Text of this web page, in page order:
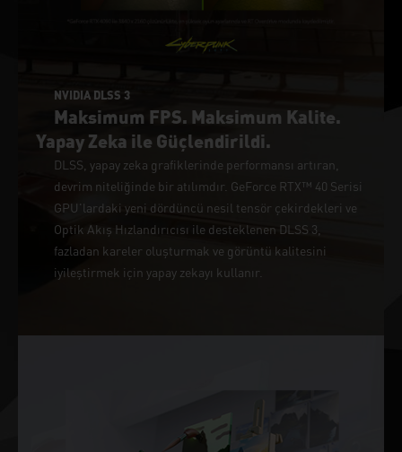
NVIDIA DLSS 3
Maksimum FPS. Maksimum Kalite.
Yapay Zeka ile Güçlendirildi.
DLSS, yapay zeka grafiklerinde performansı artıran,
devrim niteliğinde bir atılımdır. GeForce RTX™ 40 Serisi
GPU'lardaki yeni dördüncü nesil tensör çekirdekleri ve
Optik Akış Hızlandırıcısı ile desteklenen DLSS 3,
fazladan kareler oluşturmak ve görüntü kalitesini
iyileştirmek için yapay zekayı kullanır.